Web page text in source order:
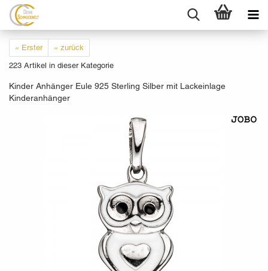
« Erster
« zurück
223 Artikel in dieser Kategorie
Kinder Anhänger Eule 925 Sterling Silber mit Lackeinlage
Kinderanhänger